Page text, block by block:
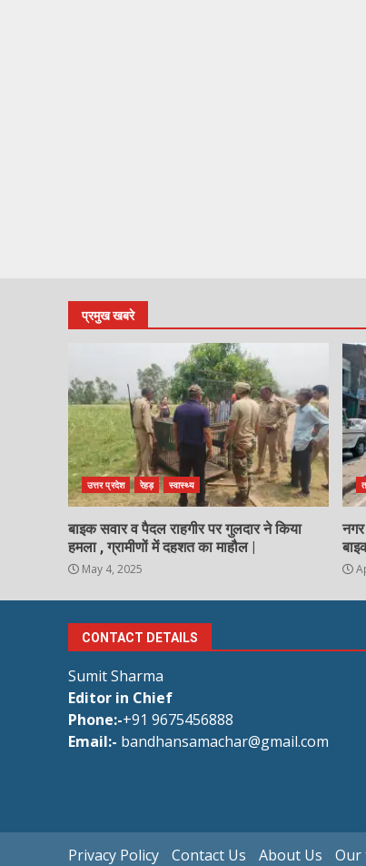
प्रमुख खबरे
उत्तर प्रदेश रेहड़ स्वास्थ्य
बाइक सवार व पैदल राहगीर पर गुलदार ने किया
हमला , ग्रामीणों में दहशत का माहौल |
May 4, 2025
CONTACT DETAILS
Sumit Sharma
Editor in Chief
Phone:-+91 9675456888
Email:- bandhansamachar@gmail.com
Privacy Policy Contact Us About Us Our